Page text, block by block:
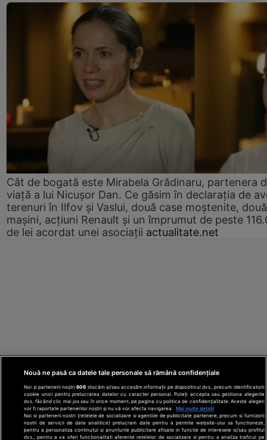
Cât de bogată este Mirabela Grădinaru, partenera
viață a lui Nicușor Dan. Ce găsim în declarația de
terenuri în Ilfov și Vaslui, două case moștenite, două
mașini, acțiuni Renault și un împrumut de peste
de lei acordat unei asociații actualitate.net
Din rețeaua Adevărul Holding:Adevarul.ro
Click.roClickPoftaBuna.roClickSanatate.ro
Nouă ne pasă ca datele tale personale să rămână confidențiale
Noi și partenerii noștri606 stocăm și/sau accesăm informații pe dispozitivul dvs., precum identificatorii
cookie unici pentru prelucrarea datelor cu caracter personal. Puteți accepta sau gestiona alegerile
dvs. făcând clic mai jos sau în orice moment, pe pagina cu politica de confidențialitate. Aceste alegeri
vor fi raportate partenerilor noștri și nu vă vor afecta navigarea.
Mai multe detalii
Noi si partenerii nostri (retelele de socializare si agentiile de publicitate partenere, precum si furnizorii
nostri de servicii de date analitice) prelucram date pentru a permite website-ului sa functioneze,
pentru a personaliza continutul si anunturile publicitare afisate in functie de interesele si/sau profilul
dvs., pentru a va oferi functionalitati aferente retelelor de socializare si pentru a analiza traficul pe